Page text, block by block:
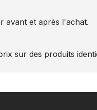
avant et après l'achat.
sur des produits